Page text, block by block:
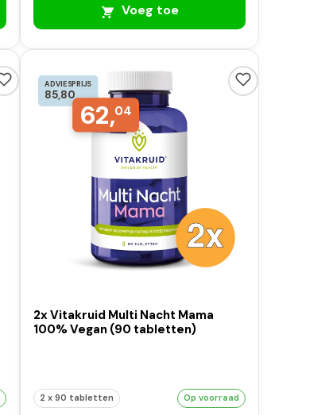
Voeg toe
ADVIESPRIJS
85,80
62,04
2x Vitakruid Multi Nacht Mama
100% Vegan (90 tabletten)
2 x 90 tabletten Op voorraad